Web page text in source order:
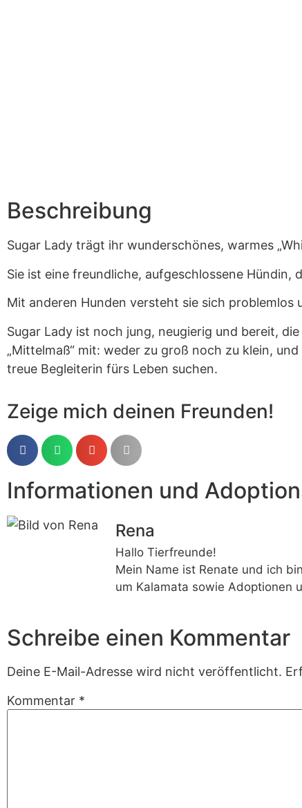
Beschreibung
Sugar Lady trägt ihr wunderschönes, warmes
Sie ist eine freundliche, aufgeschlossene
Mit anderen Hunden versteht sie sich
Sugar Lady ist noch jung, neugierig und bereit,
„Mittelmaß“ mit: weder zu groß noch zu klein,
treue Begleiterin fürs Leben suchen.
Zeige mich deinen Freunden!
Informationen und
Rena
Hallo Tierfreunde!
Mein Name ist Renate und ich
um Kalamata sowie Adoptionen
Schreibe einen Kommentar
Deine E-Mail-Adresse wird nicht veröffentlicht.
Kommentar *